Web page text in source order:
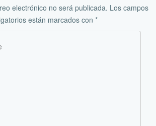
electrónico no será publicada. Los campos
están marcados con *